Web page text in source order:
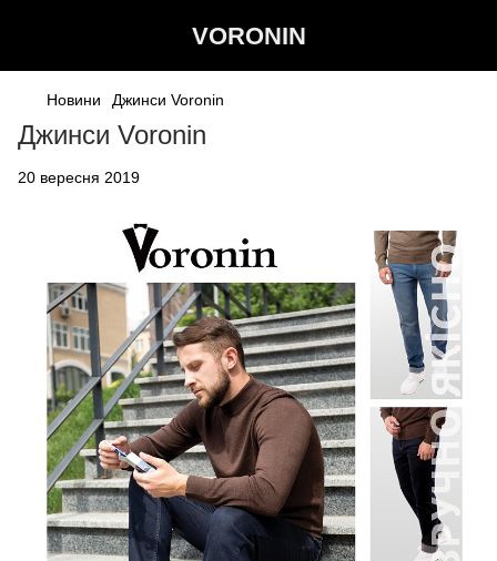
VORONIN
Новини Джинси Voronin
Джинси Voronin
20 вересня 2019